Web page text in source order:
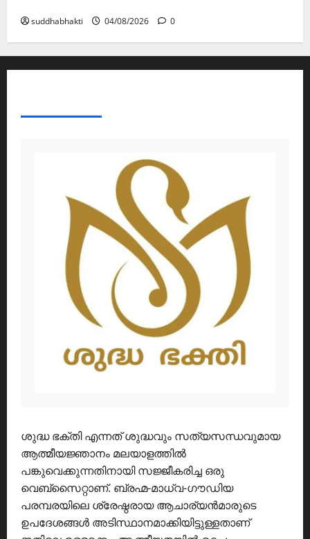
suddhabhakti 04/08/2026 0
ശുദ്ധ ഭക്തി എന്നത് ശുദ്ധവും സത്യസന്ധവുമായ
ആത്മീയജ്ഞാനം മലയാളത്തിൽ
പങ്കുവെക്കുന്നതിനായി സജ്ജീകരിച്ച ഒരു
വെബ്സൈറ്റാണ്. ബ്രഹ്മ-മാധ്വ-ഗൗഡിയ
പരമ്പരയിലെ ശ്രേഷ്ഠരായ ആചാര്യൻമാരുടെ
ഉപദേശങ്ങൾ അടിസ്ഥാനമാക്കിയിട്ടുള്ളതാണ്